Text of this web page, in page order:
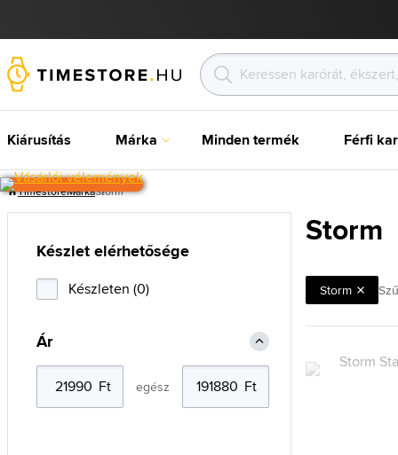
Kiárusítás Márka Minden termék Férfi
TimestoreMárkaStorm
Storm
Storm
Készlet elérhetősége
Készleten (0)
Ár
egész